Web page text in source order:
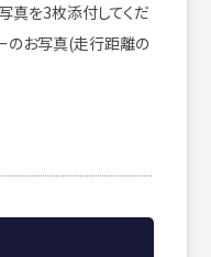
真を3枚添付してくだ
のお写真(走行距離の